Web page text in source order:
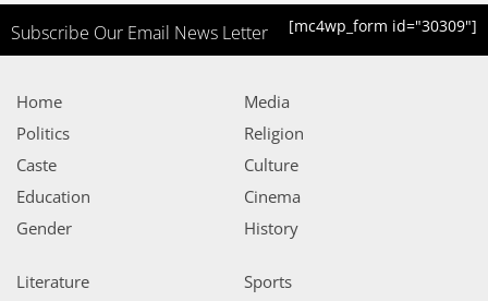
Subscribe Our Email News Letter [mc4wp_form id="30309"]
Home
Politics
Caste
Education
Gender
Media
Religion
Culture
Cinema
History
Literature
Sports